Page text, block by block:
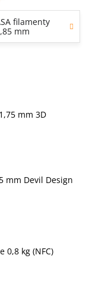
filamenty
mm
mm 3D
mm Devil Design
0,8 kg (NFC)